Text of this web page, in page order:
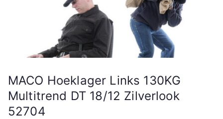
MACO Hoeklager Links 130KG
Multitrend DT 18/12 Zilverlook
52704